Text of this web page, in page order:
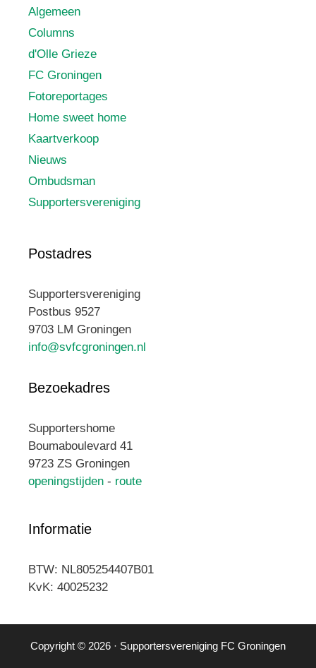
Algemeen
Columns
d'Olle Grieze
FC Groningen
Fotoreportages
Home sweet home
Kaartverkoop
Nieuws
Ombudsman
Supportersvereniging
Postadres
Supportersvereniging
Postbus 9527
9703 LM Groningen
info@svfcgroningen.nl
Bezoekadres
Supportershome
Boumaboulevard 41
9723 ZS Groningen
openingstijden - route
Informatie
BTW: NL805254407B01
KvK: 40025232
Copyright © 2026 · Supportersvereniging FC Groningen